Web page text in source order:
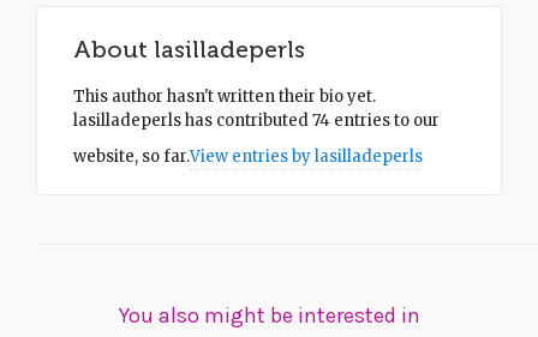
About lasilladeperls
This author hasn't written their bio yet.
lasilladeperlshas contributed 74 entries to our
website, so far.View entries bylasilladeperls
You also might be interested in